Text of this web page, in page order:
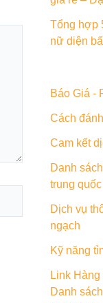
Tổng hợp
nữ diện
Báo Giá -
Cách
Cam kết
Danh
trung quốc
Dịch vụ
ngạch
Kỹ năng
Link Hàng
Danh